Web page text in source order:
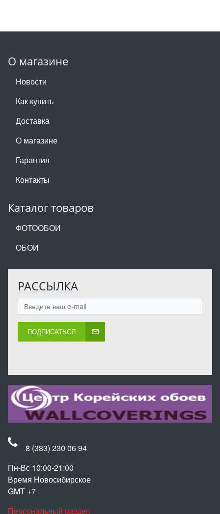
О магазине
Новости
Как купить
Доставка
О магазине
Гарантия
Контакты
Каталог товаров
ФОТООБОИ
ОБОИ
РАССЫЛКА
ПОДПИСАТЬСЯ
8 (383) 230 06 94
Пн-Вс 10:00-21:00
Время Новосибирское
GMT +7
Персональный раздел